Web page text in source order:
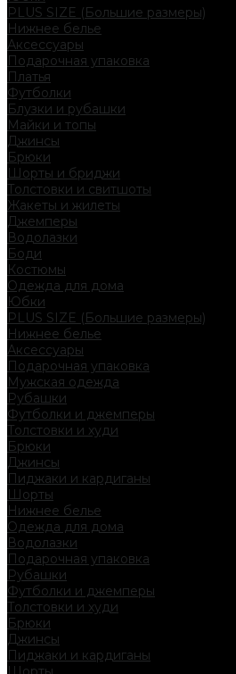
PLUS SIZE (Большие размеры)
Нижнее белье
Аксессуары
Подарочная упаковка
Платья
Футболки
Блузки и рубашки
Майки и топы
Джинсы
Брюки
Шорты и бриджи
Толстовки и свитшоты
Жакеты и жилеты
Джемперы
Водолазки
Боди
Костюмы
Одежда для дома
Юбки
PLUS SIZE (Большие размеры)
Нижнее белье
Аксессуары
Подарочная упаковка
Мужская одежда
Рубашки
Футболки и джемперы
Толстовки и худи
Брюки
Джинсы
Пиджаки и кардиганы
Шорты
Нижнее белье
Одежда для дома
Водолазки
Подарочная упаковка
Рубашки
Футболки и джемперы
Толстовки и худи
Брюки
Джинсы
Пиджаки и кардиганы